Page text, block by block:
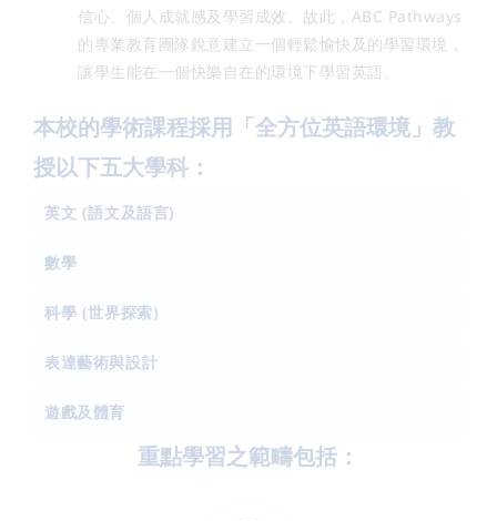
信心、個人成就感及學習成效。故此，ABC Pathways
的專業教育團隊銳意建立一個輕鬆愉快及的學習環境，
讓學生能在一個快樂自在的環境下學習英語。
本校的學術課程採用「全方位英語環境」教
授以下五大學科：
英文 (語文及語言)
數學
科學 (世界探索)
表達藝術與設計
遊戲及體育
重點學習之範疇包括：